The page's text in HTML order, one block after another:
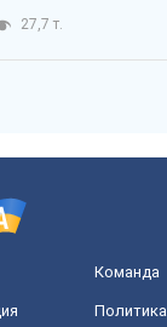
27,7 т.
Команда
Политика